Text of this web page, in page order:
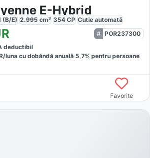
E-Hybrid
(B/E) 2.995 cm³ 354 CP Cutie automată
POR237300
deductibil
lunacu dobăndă anuală 5,7% pentru persoane
Favorite